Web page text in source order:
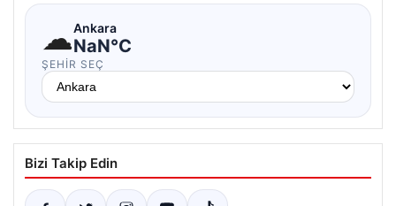
☁Ankara
NaN°C
ŞEHIR SEÇ
Bizi Takip Edin